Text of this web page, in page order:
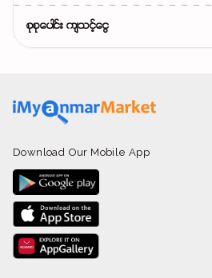
စုစုပေါင်း ကျသင့်ငွေ
Download Our Mobile App